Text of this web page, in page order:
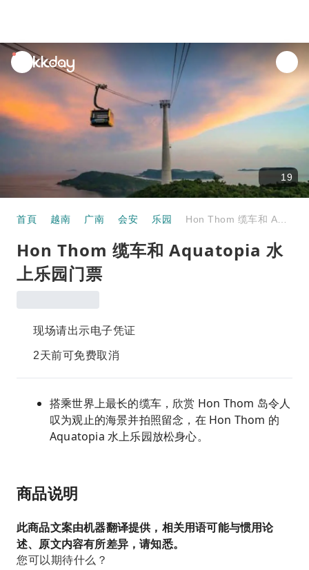
unread
notifications
19
首頁 越南 广南 会安 乐园
Hon Thom 缆车和 Aquatopia 水
上乐园门票
现场请出示电子凭证
2天前可免费取消
搭乘世界上最长的缆车，欣赏 Hon Thom 岛令人
叹为观止的海景并拍照留念，在 Hon Thom 的
Aquatopia 水上乐园放松身心。
商品说明
此商品文案由机器翻译提供，相关用语可能与惯用论
述、原文内容有所差异，请知悉。
您可以期待什么？